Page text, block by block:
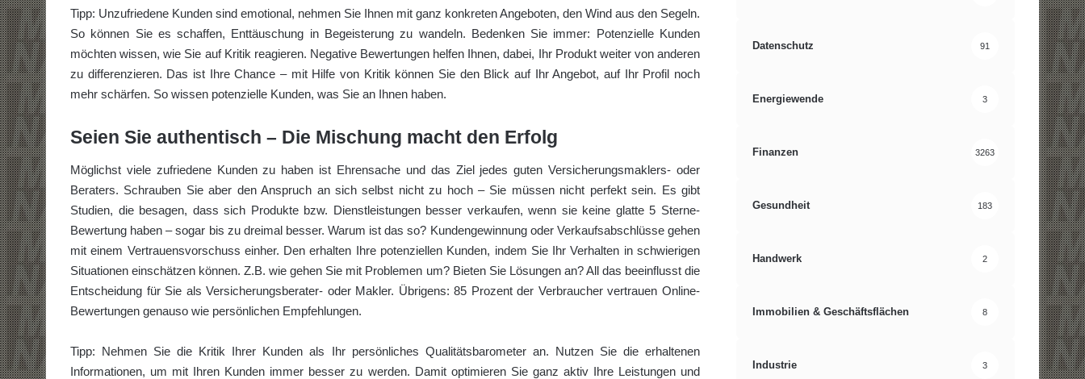
Tipp: Unzufriedene Kunden sind emotional, nehmen Sie Ihnen mit ganz konkreten Angeboten, den Wind aus den Segeln.
So können Sie es schaffen, Enttäuschung in Begeisterung zu wandeln. Bedenken Sie immer: Potenzielle Kunden
möchten wissen, wie Sie auf Kritik reagieren. Negative Bewertungen helfen Ihnen, dabei, Ihr Produkt weiter von anderen
zu differenzieren. Das ist Ihre Chance – mit Hilfe von Kritik können Sie den Blick auf Ihr Angebot, auf Ihr Profil noch
mehr schärfen. So wissen potenzielle Kunden, was Sie an Ihnen haben.
Seien Sie authentisch – Die Mischung macht den Erfolg
Möglichst viele zufriedene Kunden zu haben ist Ehrensache und das Ziel jedes guten Versicherungsmaklers- oder
Beraters. Schrauben Sie aber den Anspruch an sich selbst nicht zu hoch – Sie müssen nicht perfekt sein. Es gibt
Studien, die besagen, dass sich Produkte bzw. Dienstleistungen besser verkaufen, wenn sie keine glatte 5 Sterne-
Bewertung haben – sogar bis zu dreimal besser. Warum ist das so? Kundengewinnung oder Verkaufsabschlüsse gehen
mit einem Vertrauensvorschuss einher. Den erhalten Ihre potenziellen Kunden, indem Sie Ihr Verhalten in schwierigen
Situationen einschätzen können. Z.B. wie gehen Sie mit Problemen um? Bieten Sie Lösungen an? All das beeinflusst die
Entscheidung für Sie als Versicherungsberater- oder Makler. Übrigens: 85 Prozent der Verbraucher vertrauen Online-
Bewertungen genauso wie persönlichen Empfehlungen.
Tipp: Nehmen Sie die Kritik Ihrer Kunden als Ihr persönliches Qualitätsbarometer an. Nutzen Sie die erhaltenen
Informationen, um mit Ihren Kunden immer besser zu werden. Damit optimieren Sie ganz aktiv Ihre Leistungen und
Datenschutz 91
Energiewende 3
Finanzen 3263
Gesundheit 183
Handwerk 2
Immobilien & Geschäftsflächen 8
Industrie 3